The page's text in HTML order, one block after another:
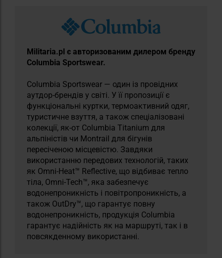
Militaria.pl є авторизованим дилером бренду
Columbia Sportswear.
Columbia Sportswear — один із провідних
аутдор-брендів у світі. У її пропозиції є
функціональні куртки, термоактивний одяг,
туристичне взуття, а також спеціалізовані
колекції, як-от Columbia Titanium для
альпіністів чи Montrail для бігунів
пересіченою місцевістю. Завдяки
використанню передових технологій, таких
як Omni-Heat™ Reflective, що відбиває тепло
тіла, Omni-Tech™, яка забезпечує
водонепроникність і повітропроникність, а
також OutDry™, що гарантує повну
водонепроникність, продукція Columbia
гарантує надійність як на маршруті, так і в
повсякденному використанні.